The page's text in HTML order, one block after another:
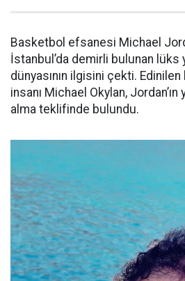
Basketbol efsanesi Michael
İstanbul’da demirli bulunan lüks
dünyasının ilgisini çekti.
insanı Michael Okylan, Jordan’ın
alma teklifinde bulundu.